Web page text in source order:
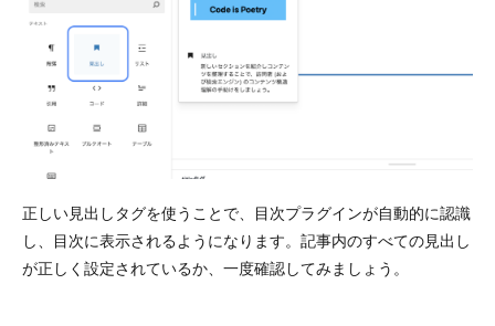
正しい見出しタグを使うことで、目次プラグインが自動的に認識
し、目次に表示されるようになります。記事内のすべての見出し
が正しく設定されているか、一度確認してみましょう。